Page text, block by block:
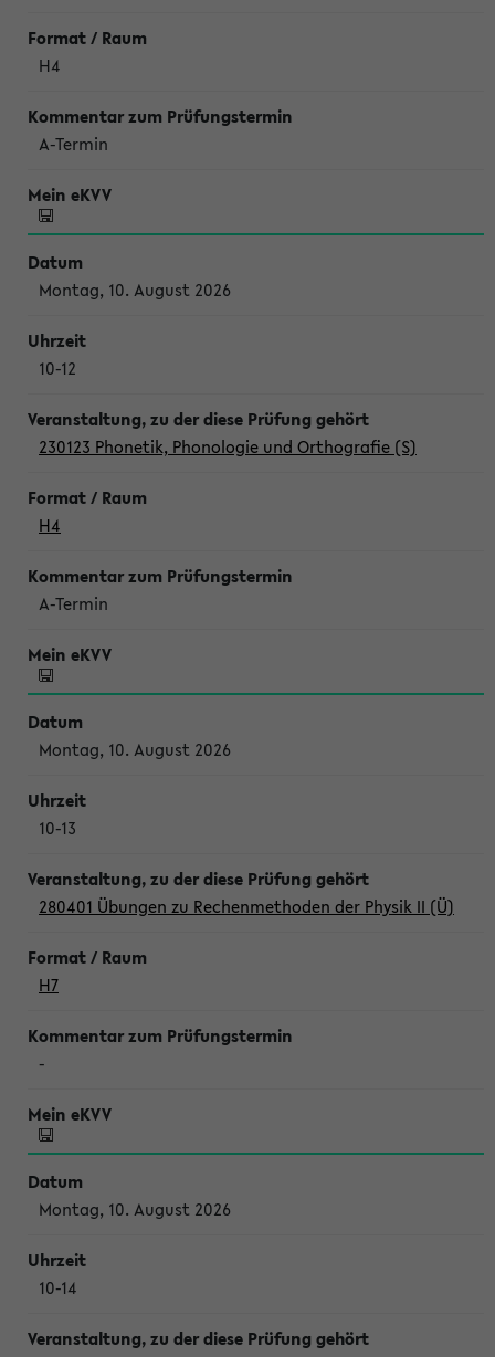
H4
A-Termin
Montag, 10. August 2026
10-12
230123 Phonetik, Phonologie und Orthografie (S)
H4
A-Termin
Montag, 10. August 2026
10-13
280401 Übungen zu Rechenmethoden der Physik II (Ü)
H7
-
Montag, 10. August 2026
10-14